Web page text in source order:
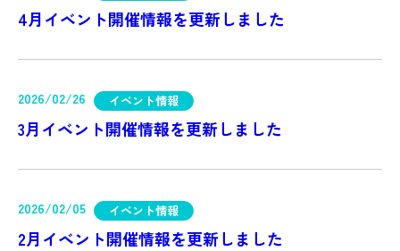
4月イベント開催情報を更新しました
2026/02/26 イベント情報
3月イベント開催情報を更新しました
2026/02/05 イベント情報
2月イベント開催情報を更新しました